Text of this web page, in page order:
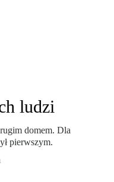
ludzi
domem. Dla
pierwszym.